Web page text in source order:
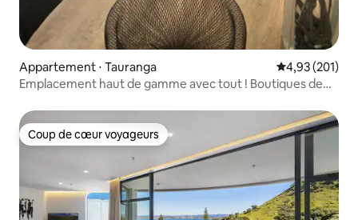
Appartement ⋅ Tauranga Évaluation
4,93 (201)
Emplacement haut de gamme avec tout ! Boutiques de
Coup de cœur voyageurs
Coup de cœur voyageurs